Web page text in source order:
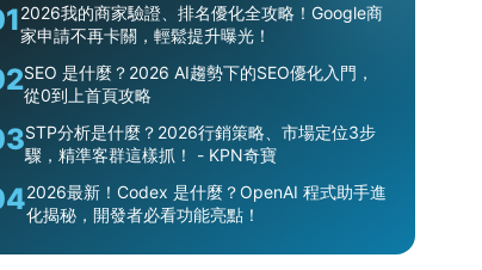
2026我的商家驗證、排名優化全攻略！Google商
家申請不再卡關，輕鬆提升曝光！
SEO 是什麼？2026 AI趨勢下的SEO優化入門，
從0到上首頁攻略
STP分析是什麼？2026行銷策略、市場定位3步
驟，精準客群這樣抓！ - KPN奇寶
2026最新！Codex 是什麼？OpenAI 程式助手進
化揭秘，開發者必看功能亮點！